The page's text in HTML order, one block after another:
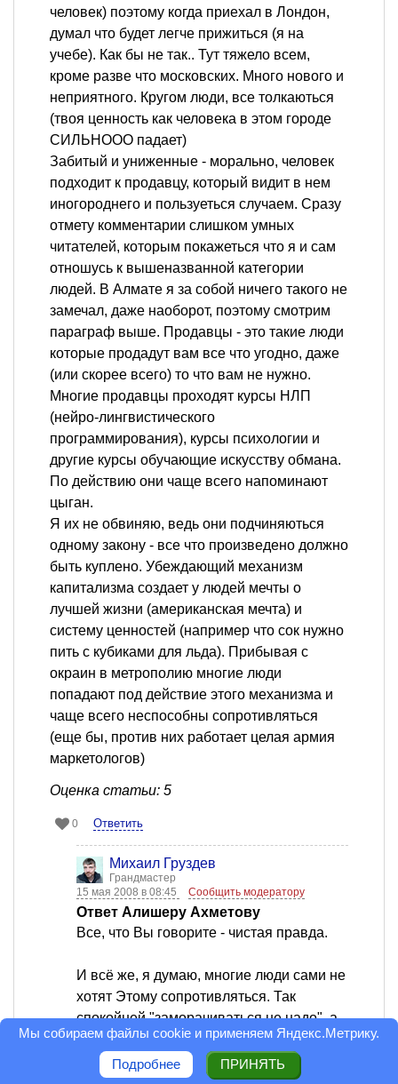
человек) поэтому когда приехал в Лондон,
думал что будет легче прижиться (я на
учебе). Как бы не так.. Тут тяжело всем,
кроме разве что московских. Много нового и
неприятного. Кругом люди, все толкаються
(твоя ценность как человека в этом городе
СИЛЬНООО падает)
Забитый и униженные - морально, человек
подходит к продавцу, который видит в нем
иногороднего и пользуеться случаем. Сразу
отмету комментарии слишком умных
читателей, которым покажеться что я и сам
отношусь к вышеназванной категории
людей. В Алмате я за собой ничего такого не
замечал, даже наоборот, поэтому смотрим
параграф выше. Продавцы - это такие люди
которые продадут вам все что угодно, даже
(или скорее всего) то что вам не нужно.
Многие продавцы проходят курсы НЛП
(нейро-лингвистического
программирования), курсы психологии и
другие курсы обучающие искусству обмана.
По действию они чаще всего напоминают
цыган.
Я их не обвиняю, ведь они подчиняються
одному закону - все что произведено должно
быть куплено. Убеждающий механизм
капитализма создает у людей мечты о
лучшей жизни (американская мечта) и
систему ценностей (например что сок нужно
пить с кубиками для льда). Прибывая с
окраин в метрополию многие люди
попадают под действие этого механизма и
чаще всего неспособны сопротивляться
(еще бы, против них работает целая армия
маркетологов)
Оценка статьи: 5
0 Ответить
Михаил Груздев
Грандмастер
15 мая 2008 в 08:45
Сообщить модератору
Ответ Алишеру Ахметову
Все, что Вы говорите - чистая правда.
И всё же, я думаю, многие люди сами не
хотят Этому сопротивляться. Так
спокойней "заморачиваться не надо", а
продаватель - он же "специалист и знает
, что лучше". Такие продавцы
Мы собираем файлы cookie и применяем Яндекс.Метрику.
Подробнее ПРИНЯТЬ